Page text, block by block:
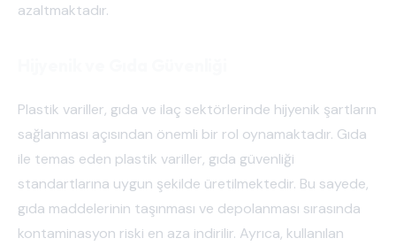
azaltmaktadır.
Plastik variller, gıda ve ilaç sektörlerinde hijyenik şartların
sağlanması açısından önemli bir rol oynamaktadır. Gıda
ile temas eden plastik variller, gıda güvenliği
standartlarına uygun şekilde üretilmektedir. Bu sayede,
gıda maddelerinin taşınması ve depolanması sırasında
kontaminasyon riski en aza indirilir. Ayrıca, kullanılan